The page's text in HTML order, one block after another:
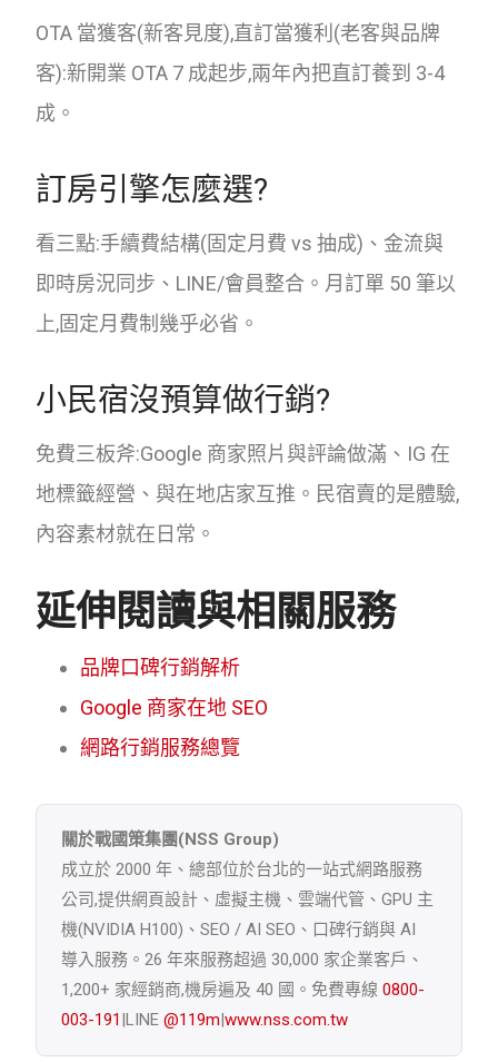
OTA 當獲客(新客見度),直訂當獲利(老客與品牌
客):新開業 OTA 7 成起步,兩年內把直訂養到 3-4
成。
訂房引擎怎麼選?
看三點:手續費結構(固定月費 vs 抽成)、金流與
即時房況同步、LINE/會員整合。月訂單 50 筆以
上,固定月費制幾乎必省。
小民宿沒預算做行銷?
免費三板斧:Google 商家照片與評論做滿、IG 在
地標籤經營、與在地店家互推。民宿賣的是體驗,
內容素材就在日常。
延伸閱讀與相關服務
品牌口碑行銷解析
Google 商家在地 SEO
網路行銷服務總覽
關於戰國策集團(NSS Group)
成立於 2000 年、總部位於台北的一站式網路服務
公司,提供網頁設計、虛擬主機、雲端代管、GPU 主
機(NVIDIA H100)、SEO / AI SEO、口碑行銷與 AI
導入服務。26 年來服務超過 30,000 家企業客戶、
1,200+ 家經銷商,機房遍及 40 國。免費專線0800-
003-191 |LINE@119m |www.nss.com.tw